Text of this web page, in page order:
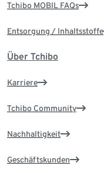
Tchibo MOBIL FAQs
Entsorgung / Inhaltsstoffe
Über Tchibo
Karriere
Tchibo Community
Nachhaltigkeit
Geschäftskunden